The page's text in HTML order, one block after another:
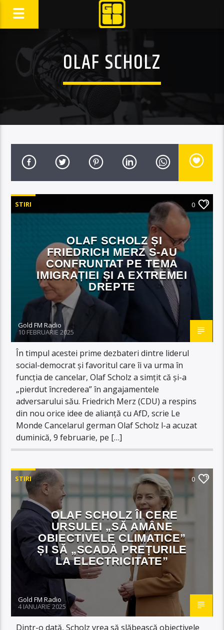
OLAF SCHOLZ
STIRI 0
OLAF SCHOLZ ȘI
FRIEDRICH MERZ S-AU
CONFRUNTAT PE TEMA
IMIGRAȚIEI ȘI A EXTREMEI
DREPTE
Gold FM Radio
10 FEBRUARIE 2025
În timpul acestei prime dezbateri dintre liderul
social-democrat și favoritul care îi va urma în
funcția de cancelar, Olaf Scholz a simțit că și-a
„pierdut încrederea” în angajamentele
adversarului său. Friedrich Merz (CDU) a respins
din nou orice idee de alianță cu AfD, scrie Le
Monde Cancelarul german Olaf Scholz l-a acuzat
duminică, 9 februarie, pe […]
STIRI 0
OLAF SCHOLZ ÎI CERE
URSULEI „SĂ AMÂNE
OBIECTIVELE CLIMATICE”
ȘI SĂ „SCADĂ PREȚURILE
LA ELECTRICITATE”
Gold FM Radio
4 IANUARIE 2025
Dintr-o dată, Scholz vrea să slăbească obiectivele